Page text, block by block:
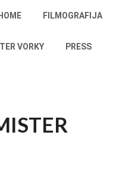
HOME FILMOGRAFIJA
VORKY PRESS